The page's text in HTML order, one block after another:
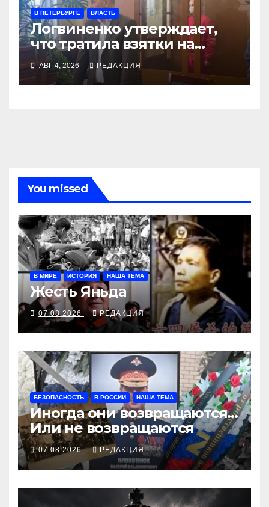
В ПЕТЕРБУРГЕ ВЛАСТЬ
Логвиненко утверждает,
что тратила взятки на
нужды района
АВГ 4, 2026 РЕДАКЦИЯ
You missed
В МИРЕ ИСТОРИЯ НАША ТЕМА
Жесть Яньда
07.08.2026 РЕДАКЦИЯ
БЕЗОПАСНОСТЬ В РОССИИ НАША ТЕМА
Иногда они возвращаются…
Или не возвращаются
07.08.2026 РЕДАКЦИЯ